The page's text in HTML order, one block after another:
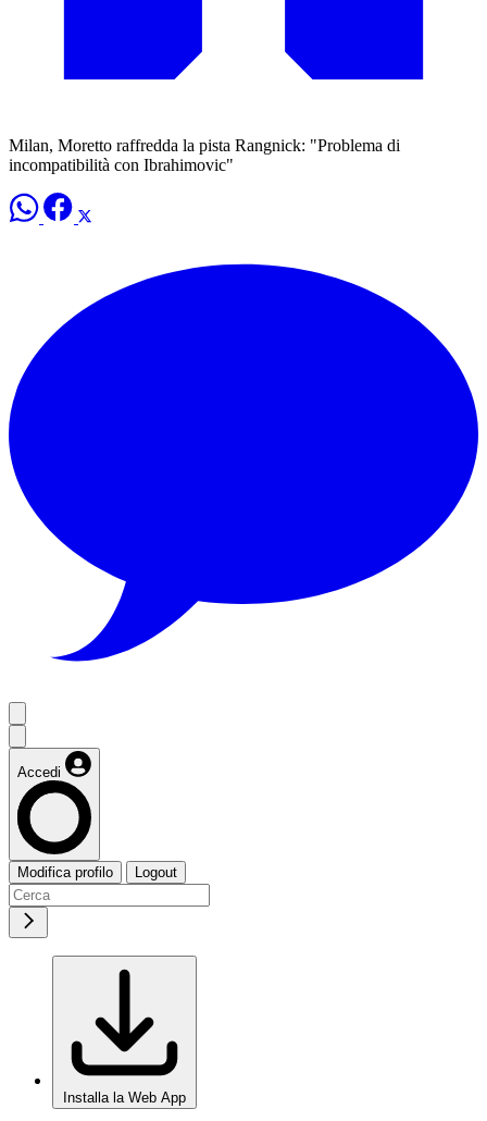
Milan, Moretto raffredda la pista Rangnick: "Problema di
incompatibilità con Ibrahimovic"
Accedi
Modifica profilo Logout
Installa la Web App